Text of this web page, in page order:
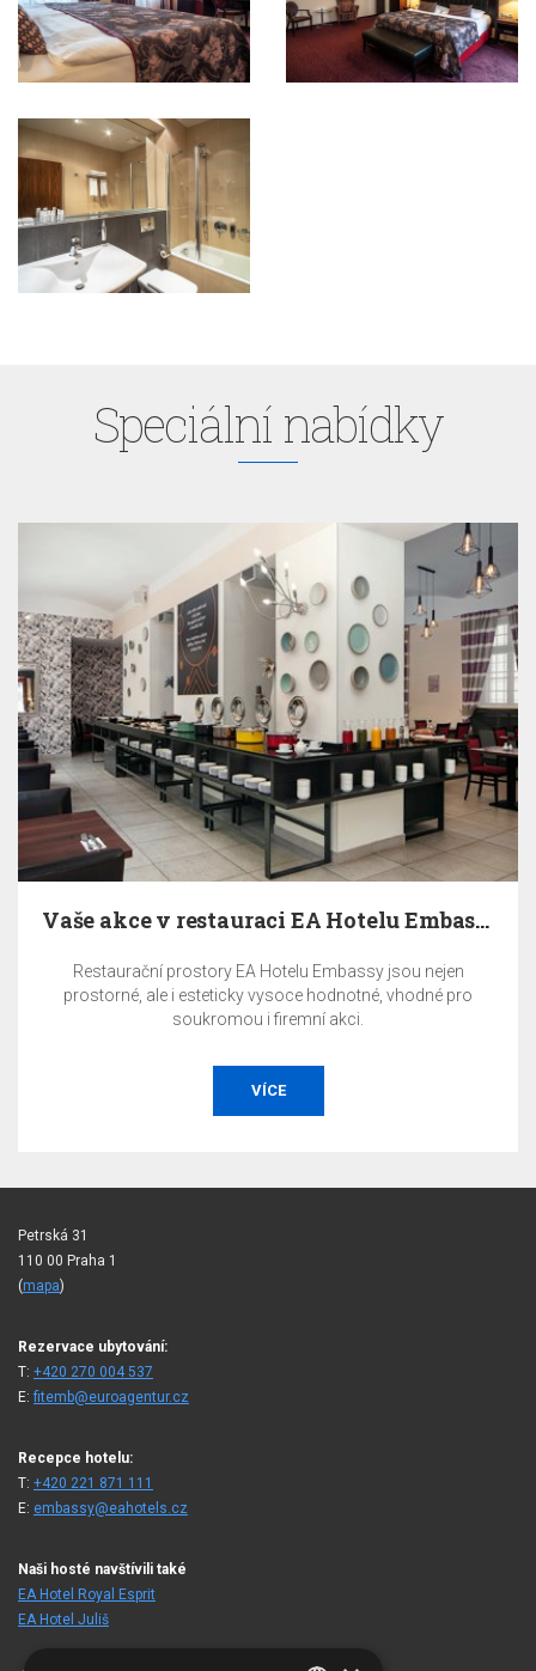
Speciální nabídky
Vaše akce v restauraci EA Hotelu Embassy Prague
Restaurační prostory EA Hotelu Embassy jsou nejen
prostorné, ale i esteticky vysoce hodnotné, vhodné pro
soukromou i firemní akci.
VÍCE
Petrská 31
110 00 Praha 1
(mapa)
Rezervace ubytování:
T: +420 270 004 537
E:fitemb@euroagentur.cz
Recepce hotelu:
T: +420 221 871 111
E: embassy@eahotels.cz
Naši hosté navštívili také
EA Hotel Royal Esprit
EA Hotel Juliš